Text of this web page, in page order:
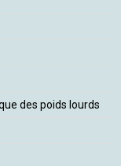
des poids lourds